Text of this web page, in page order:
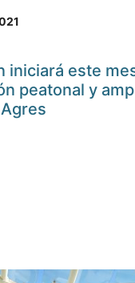
iniciará este
peatonal y